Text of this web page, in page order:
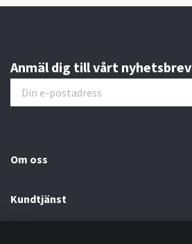
Anmäl dig till vårt nyhetsbrev
Om oss
Kundtjänst